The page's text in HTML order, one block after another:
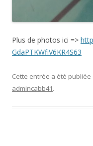
Plus de photos ici =>
GdaPTKWfiV6KR4S63
Cette entrée a été publiée
admincabb41.